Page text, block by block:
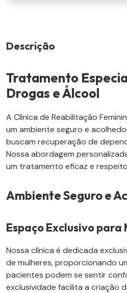
Descrição
Tratamento
Drogas e Álcool
A Clínica de Reabilitação
um ambiente seguro e
buscam recuperação de
Nossa abordagem
um tratamento eficaz e
Ambiente Seguro e
Espaço Exclusivo para
Nossa clínica é dedicada
de mulheres, proporcionando
pacientes podem se sentir
exclusividade facilita a criação